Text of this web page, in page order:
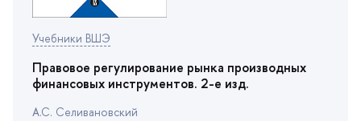
Учебники ВШЭ
Правовое регулирование рынка производных
финансовых инструментов. 2-е изд.
А.С. Селивановский